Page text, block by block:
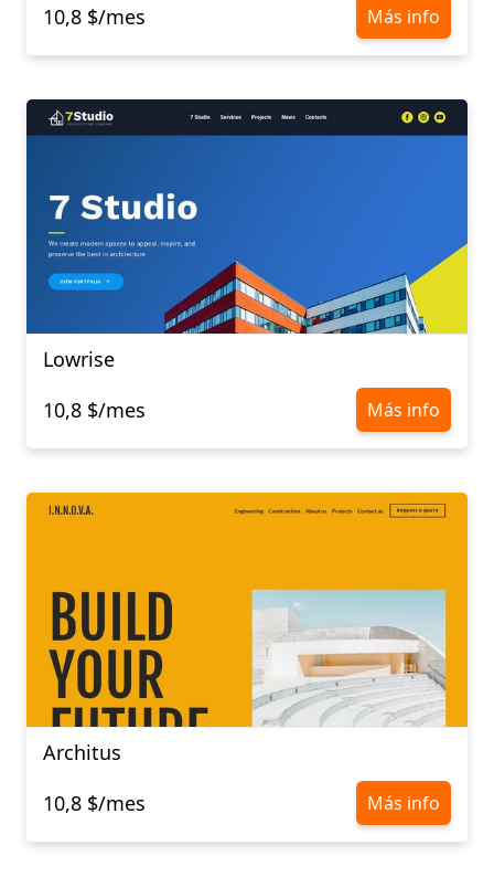
10,8 $/mes Más info
Lowrise
10,8 $/mes
Más info
Architus
10,8 $/mes
Más info